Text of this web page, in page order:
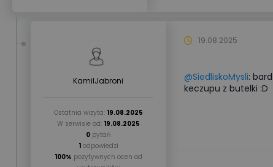
KamilJabroni
Ostatnia wizyta: 19.08.2025
W serwisie od: 19.08.2025
0 pytań
1odpowiedzi
100% pozytywnych ocen od
19.08.2025
@SiedliskoMysli:
keczupu z butelki :D